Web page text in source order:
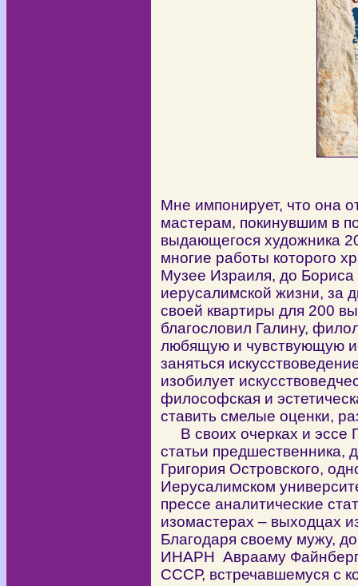
Мне импонирует, что она
мастерам, покинувшим в
выдающегося художника
многие работы которого
Музее Израиля, до
иерусалимской жизни, за
своей квартиры для 200
благословил Галину,
любящую и чувствующую
заняться
изобилует
философская и
ставить смелые оценки,
В своих очерках и эссе
статьи предшественника,
Григория Островского,
Иерусалимском
прессе аналитические
изомастерах – выходцах
Благодаря своему мужу,
ИНАРН Аврааму
СССР, встречавшемуся с